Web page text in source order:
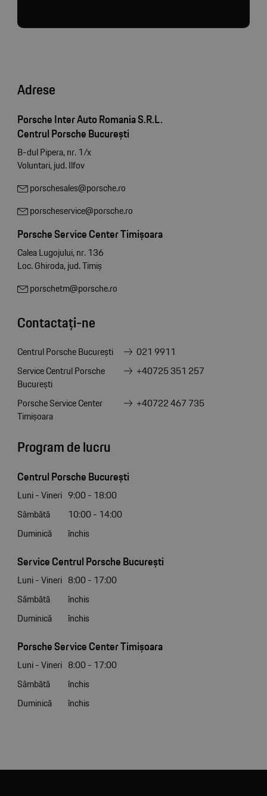
Adrese
Porsche Inter Auto Romania S.R.L.
Centrul Porsche București
B-dul Pipera, nr. 1/x
Voluntari, jud. Ilfov
porschesales@porsche.ro
porscheservice@porsche.ro
Porsche Service Center Timișoara
Calea Lugojului, nr. 136
Loc. Ghiroda, jud. Timiș
porschetm@porsche.ro
Contactați-ne
Centrul Porsche București
021 9911
Service Centrul Porsche
București
+40725 351 257
Porsche Service Center
Timișoara
+40722 467 735
Program de lucru
Centrul Porsche București
Luni - Vineri 9:00 - 18:00
Sâmbătă
10:00 - 14:00
Duminică
închis
Service Centrul Porsche București
Luni - Vineri 8:00 - 17:00
Sâmbătă
închis
Duminică
închis
Porsche Service Center Timișoara
Luni - Vineri 8:00 - 17:00
Sâmbătă
închis
Duminică
închis